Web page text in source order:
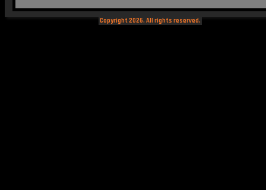
Copyright 2026. All rights reserved.